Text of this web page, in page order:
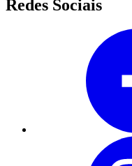
Redes Sociais